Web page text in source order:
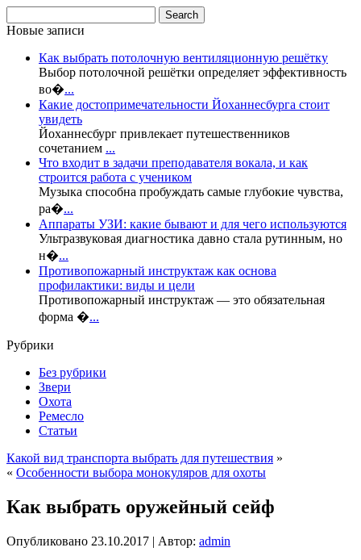
Новые записи
Как выбрать потолочную вентиляционную решётку
Выбор потолочной решётки определяет эффективность
во�...
Какие достопримечательности Йоханнесбурга стоит
увидеть
Йоханнесбург привлекает путешественников
сочетанием ...
Что входит в задачи преподавателя вокала, и как
строится работа с учеником
Музыка способна пробуждать самые глубокие чувства,
ра�...
Аппараты УЗИ: какие бывают и для чего используются
Ультразвуковая диагностика давно стала рутинным, но
н�...
Противопожарный инструктаж как основа
профилактики: виды и цели
Противопожарный инструктаж — это обязательная
форма �...
Рубрики
Без рубрики
Звери
Охота
Ремесло
Статьи
Какой вид транспорта выбрать для путешествия »
« Особенности выбора монокуляров для охоты
Как выбрать оружейный сейф
Опубликовано 23.10.2017 | Автор: admin